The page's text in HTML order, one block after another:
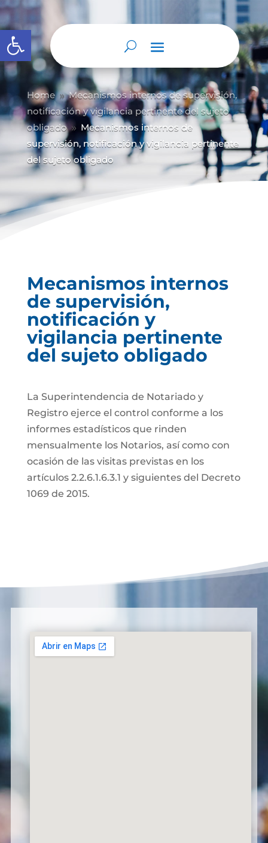
Abrir barra de herramientas
Home 9 Mecanismos internos de supervisión,
notificación y vigilancia pertinente del sujeto
obligado 9 Mecanismos internos de
supervisión, notificación y vigilancia pertinente
del sujeto obligado
Mecanismos internos
de supervisión,
notificación y
vigilancia pertinente
del sujeto obligado
La Superintendencia de Notariado y
Registro ejerce el control conforme a los
informes estadísticos que rinden
mensualmente los Notarios, así como con
ocasión de las visitas previstas en los
artículos 2.2.6.1.6.3.1 y siguientes del Decreto
1069 de 2015.